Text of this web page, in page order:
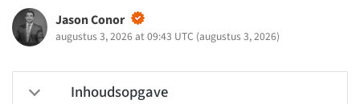
Jason Conor
augustus 3, 2026 at 09:43 UTC (augustus 3, 2026)
Inhoudsopgave